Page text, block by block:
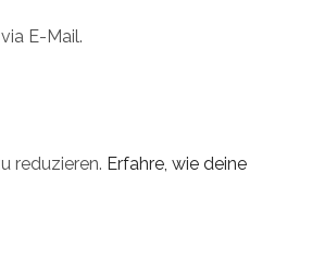
E-Mail.
reduzieren. Erfahre, wie deine